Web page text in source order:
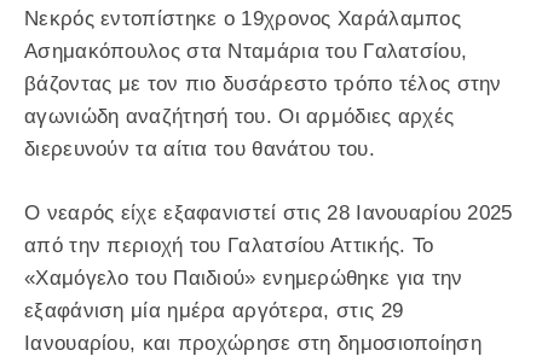
Νεκρός εντοπίστηκε ο 19χρονος Χαράλαμπος
Ασημακόπουλος στα Νταμάρια του Γαλατσίου,
βάζοντας με τον πιο δυσάρεστο τρόπο τέλος στην
αγωνιώδη αναζήτησή του. Οι αρμόδιες αρχές
διερευνούν τα αίτια του θανάτου του.
Ο νεαρός είχε εξαφανιστεί στις 28 Ιανουαρίου 2025
από την περιοχή του Γαλατσίου Αττικής. Το
«Χαμόγελο του Παιδιού» ενημερώθηκε για την
εξαφάνιση μία ημέρα αργότερα, στις 29
Ιανουαρίου, και προχώρησε στη δημοσιοποίηση